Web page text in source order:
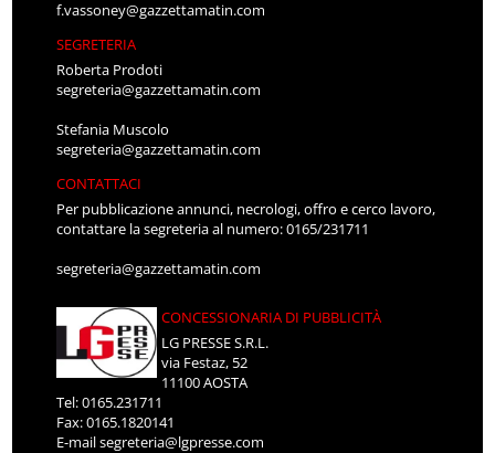
f.vassoney@gazzettamatin.com
SEGRETERIA
Roberta Prodoti
segreteria@gazzettamatin.com
Stefania Muscolo
segreteria@gazzettamatin.com
CONTATTACI
Per pubblicazione annunci, necrologi, offro e cerco lavoro,
contattare la segreteria al numero: 0165/231711
segreteria@gazzettamatin.com
CONCESSIONARIA DI PUBBLICITÀ
LG PRESSE S.R.L.
via Festaz, 52
11100 AOSTA
Tel: 0165.231711
Fax: 0165.1820141
E-mailsegreteria@lgpresse.com